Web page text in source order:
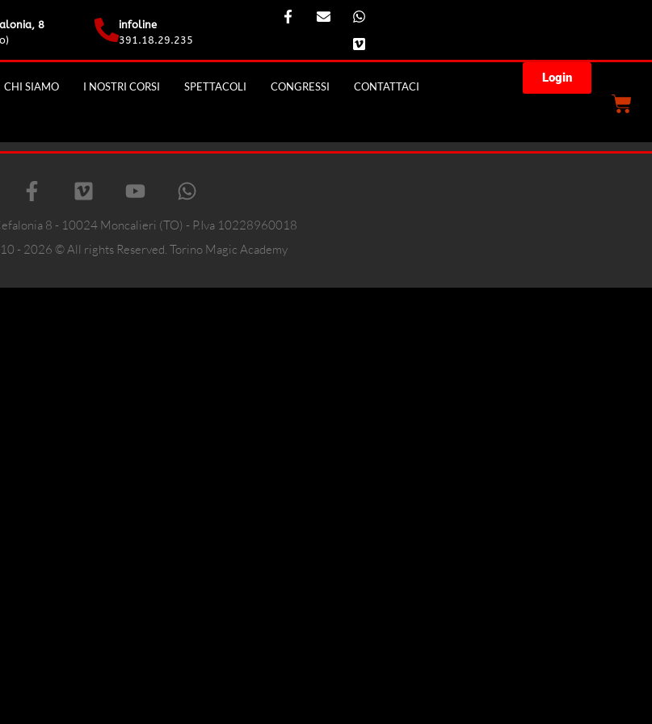
8
infoline
391.18.29.235
CHI SIAMO I NOSTRI CORSI SPETTACOLI CONGRESSI CONTATTACI
Login
8 - 10024 Moncalieri (TO) - P.Iva 10228960018
- 2026 © All rights Reserved. Torino Magic Academy